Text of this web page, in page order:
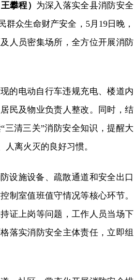
攀程） 为深入落实全县消防安全
众生命财产安全，5月19日晚，
人员密集场所，全方位开展消防
的电动自行车违规充电、楼道内
民及物业负责人整改。同时，结
清三关”消防安全知识，提醒大
离火灭的良好习惯。
设施设备、疏散通道和安全出口
制室值班值守情况等核心环节。
证上岗等问题，工作人员当场下
落实消防安全主体责任，立即组